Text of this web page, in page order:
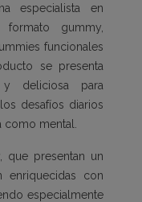
especialista en
formato gummy,
funcionales
se presenta
deliciosa para
desafíos diarios
mental.
que presentan un
enriquecidas con
especialmente